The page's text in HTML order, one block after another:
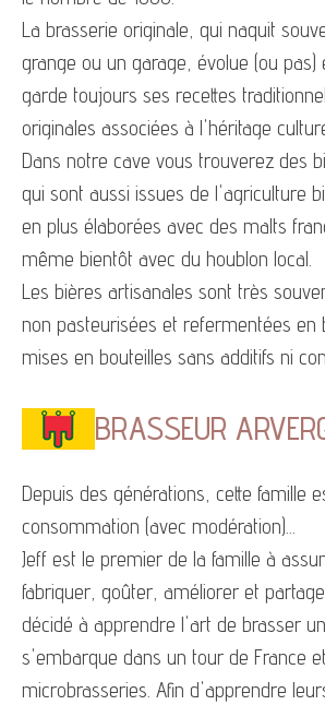
La brasserie originale, qui naquit
grange ou un garage, évolue (ou pas)
garde toujours ses recettes
originales associées à l'héritage
Dans notre cave vous trouverez des
qui sont aussi issues de l'agriculture
en plus élaborées avec des malts
même bientôt avec du houblon local.
Les bières artisanales sont très
non pasteurisées et refermentées en
mises en bouteilles sans additifs ni
BRASSEUR
Depuis des générations, cette famille
consommation (avec modération)...
Jeff est le premier de la famille à
fabriquer, goûter, améliorer et
décidé à apprendre l'art de brasser
s'embarque dans un tour de France
microbrasseries. Afin d'apprendre